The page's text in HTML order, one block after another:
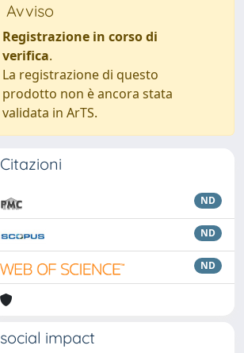
Avviso
Registrazione in corso di
verifica.
La registrazione di questo
prodotto non è ancora stata
validata in ArTS.
Citazioni
ND
ND
ND
social impact